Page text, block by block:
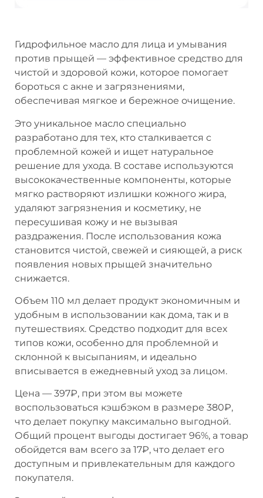
Гидрофильное масло для лица и умывания
против прыщей — эффективное средство для
чистой и здоровой кожи, которое помогает
бороться с акне и загрязнениями,
обеспечивая мягкое и бережное очищение.
Это уникальное масло специально
разработано для тех, кто сталкивается с
проблемной кожей и ищет натуральное
решение для ухода. В составе используются
высококачественные компоненты, которые
мягко растворяют излишки кожного жира,
удаляют загрязнения и косметику, не
пересушивая кожу и не вызывая
раздражения. После использования кожа
становится чистой, свежей и сияющей, а риск
появления новых прыщей значительно
снижается.
Объем 110 мл делает продукт экономичным и
удобным в использовании как дома, так и в
путешествиях. Средство подходит для всех
типов кожи, особенно для проблемной и
склонной к высыпаниям, и идеально
вписывается в ежедневный уход за лицом.
Цена — 397₽, при этом вы можете
воспользоваться кэшбэком в размере 380₽,
что делает покупку максимально выгодной.
Общий процент выгоды достигает 96%, а товар
обойдется вам всего за 17₽, что делает его
доступным и привлекательным для каждого
покупателя.